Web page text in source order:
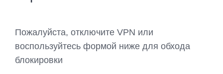
Пожалуйста, отключите VPN или
воспользуйтесь формой ниже для обхода
блокировки